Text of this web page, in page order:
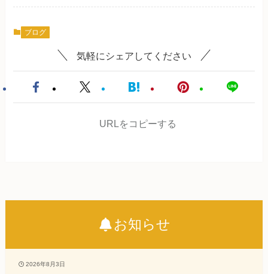
ブログ
気軽にシェアしてください
URLをコピーする
お知らせ
2026年8月3日